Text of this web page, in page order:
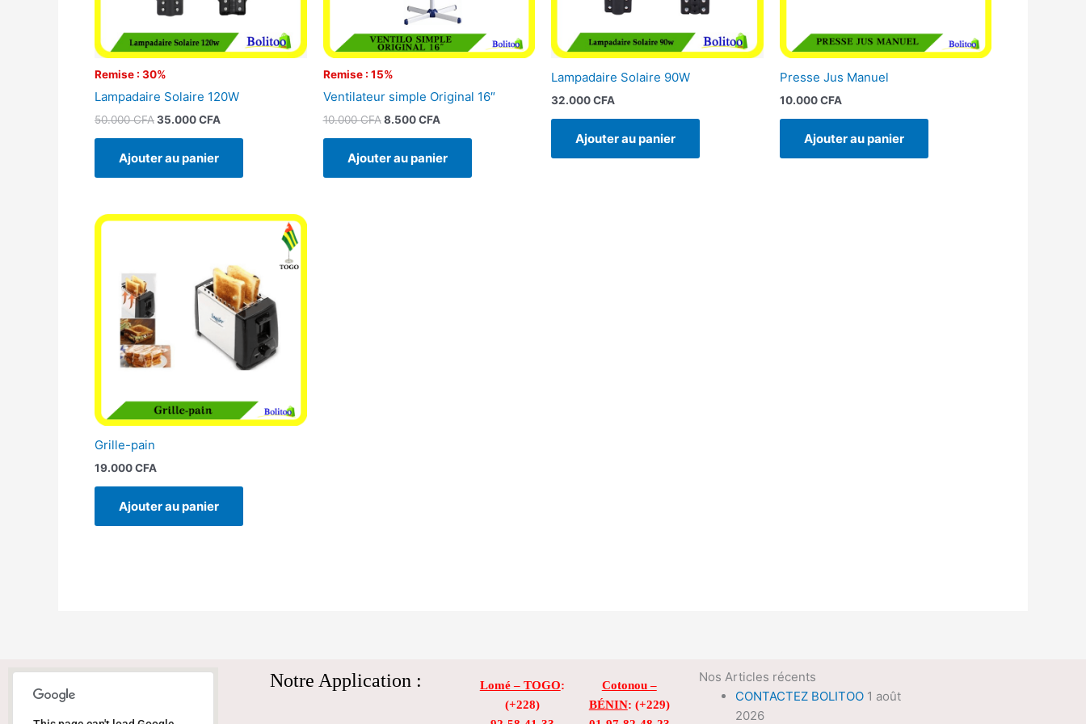
Remise : 30%
Lampadaire Solaire 120W
50.000CFA35.000CFA
Ajouter au panier
Remise : 15%
Ventilateur simple Original 16″
10.000CFA 8.500CFA
Ajouter au panier
Lampadaire Solaire 90W
32.000CFA
Ajouter au panier
Presse Jus Manuel
10.000CFA
Ajouter au panier
Grille-pain
19.000CFA
Ajouter au panier
Notre Application : Lomé – TOGO:
(+228)
Cotonou –
BÉNIN: (+229)
Nos Articles récents
CONTACTEZ BOLITOO 1 août
2026